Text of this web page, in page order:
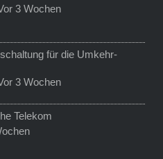
3 Wochen
für die Umkehr-
3 Wochen
Telekom